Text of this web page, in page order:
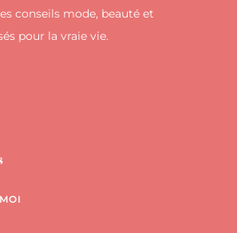
conseils mode, beauté et
pour la vraie vie.